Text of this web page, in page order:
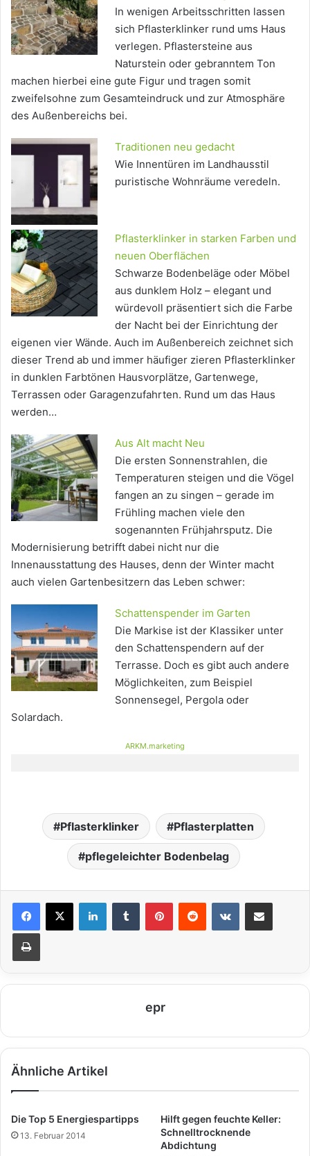
In wenigen Arbeitsschritten lassen
sich Pflasterklinker rund ums Haus
verlegen. Pflastersteine aus
Naturstein oder gebranntem Ton
machen hierbei eine gute Figur und tragen somit
zweifelsohne zum Gesamteindruck und zur Atmosphäre
des Außenbereichs bei.
Traditionen neu gedacht
Wie Innentüren im Landhausstil
puristische Wohnräume veredeln.
Pflasterklinker in starken Farben und
neuen Oberflächen
Schwarze Bodenbeläge oder Möbel
aus dunklem Holz – elegant und
würdevoll präsentiert sich die Farbe
der Nacht bei der Einrichtung der
eigenen vier Wände. Auch im Außenbereich zeichnet sich
dieser Trend ab und immer häufiger zieren Pflasterklinker
in dunklen Farbtönen Hausvorplätze, Gartenwege,
Terrassen oder Garagenzufahrten. Rund um das Haus
werden…
Aus Alt macht Neu
Die ersten Sonnenstrahlen, die
Temperaturen steigen und die Vögel
fangen an zu singen – gerade im
Frühling machen viele den
sogenannten Frühjahrsputz. Die
Modernisierung betrifft dabei nicht nur die
Innenausstattung des Hauses, denn der Winter macht
auch vielen Gartenbesitzern das Leben schwer:
Schattenspender im Garten
Die Markise ist der Klassiker unter
den Schattenspendern auf der
Terrasse. Doch es gibt auch andere
Möglichkeiten, zum Beispiel
Sonnensegel, Pergola oder
Solardach.
ARKM.marketing
Pflasterklinker Pflasterplatten
pflegeleichter Bodenbelag
epr
Ähnliche Artikel
Die Top 5 Energiespartipps
13. Februar 2014
Hilft gegen feuchte Keller:
Schnelltrocknende
Abdichtung